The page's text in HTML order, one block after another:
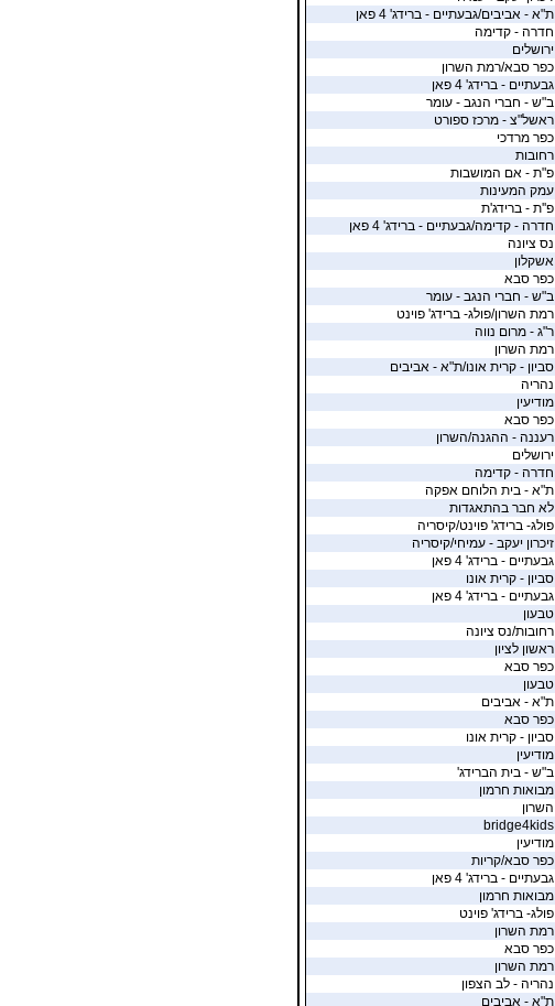
ת"א - אביבים/גבעתיים - ברידג' 4 פאן
חדרה - קדימה
ירושלים
כפר סבא/רמת השרון
גבעתיים - ברידג' 4 פאן
ב"ש - חברי הנגב - עומר
ראשל"צ - מרכז ספורט
כפר מרדכי
רחובות
פ"ת - אם המושבות
עמק המעינות
פ''ת - ברידג'ת
חדרה - קדימה/גבעתיים - ברידג' 4 פאן
נס ציונה
אשקלון
כפר סבא
ב"ש - חברי הנגב - עומר
רמת השרון/פולג- ברידג' פוינט
ר"ג - מרום נווה
רמת השרון
סביון - קרית אונו/ת"א - אביבים
נהריה
מודיעין
כפר סבא
רעננה - ההגנה/השרון
ירושלים
חדרה - קדימה
ת"א - בית הלוחם אפקה
לא חבר בהתאגדות
פולג- ברידג' פוינט/קיסריה
זיכרון יעקב - עמיחי/קיסריה
גבעתיים - ברידג' 4 פאן
סביון - קרית אונו
גבעתיים - ברידג' 4 פאן
טבעון
רחובות/נס ציונה
ראשון לציון
כפר סבא
טבעון
ת"א - אביבים
כפר סבא
סביון - קרית אונו
מודיעין
ב"ש - בית הברידג'
מבואות חרמון
השרון
bridge4kids
מודיעין
כפר סבא/קריות
גבעתיים - ברידג' 4 פאן
מבואות חרמון
פולג- ברידג' פוינט
רמת השרון
כפר סבא
רמת השרון
נהריה - לב הצפון
ת"א - אביבים